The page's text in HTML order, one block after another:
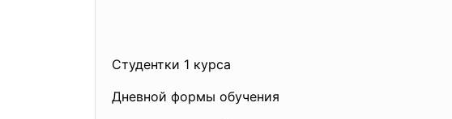
Студентки 1 курса
Дневной формы обучения